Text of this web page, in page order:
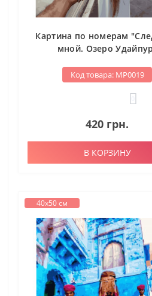
Картина по номерам
мной. Озеро
Код товара: МР0019
420 грн.
В КОРЗИНУ
40х50 см